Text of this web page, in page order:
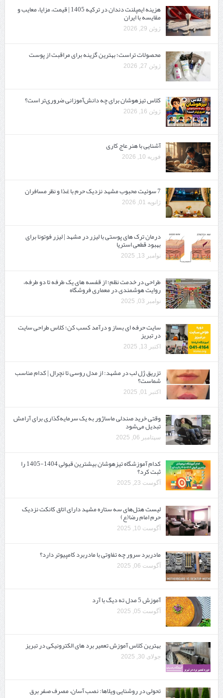
هزینه ایمپلنت دندان در ترکیه 1405 | قیمت، مزایا، معایب و
مقایسه با ایران
ژوئن 29, 2026
محصولات تراست؛ بهترین گزینه برای مراقبت از پوست
ژوئن 27, 2026
کلاس تیزهوشان برای چه دانش‌آموزانی ضروری‌تر است؟
ژوئن 16, 2026
آشنایی با هنر عاج کاری
فوریه 10, 2026
7 سوئیت محبوب مشهد نزدیک حرم با غذا و نظر مسافران
ژانویه 01, 2026
درمان ترک های پوستی با لیزر در مشهد | لیزر فوتونا برای
بهبود قطعی استریا
نوامبر 13, 2025
طراحی در خدمت نظم؛ از قفسه ‌های یک‌ طرفه تا دو طرفه،
روایت هوشمندی در معماری فروشگاه
نوامبر 03, 2025
سایت حرفه ‌ای بساز و درآمد کسب کن؛ کلاس طراحی سایت
در تبریز
اکتبر 13, 2025
تزریق ژل لب در مشهد: از مدل روسی تا نچرال | کدام مناسب
شماست؟
اکتبر 01, 2025
وقتی خرید صندلی ماساژور به یک سرمایه‌گذاری برای آرامش
تبدیل می‌شود
سپتامبر 06, 2025
کدام آموزشگاه تیزهوشان بیشترین قبولی 1404-1405 را
ثبت کرد؟
آگوست 23, 2025
لیست هتل‌های سه ستاره مشهد دارای اتاق کانکت نزدیک
حرم امام رضا(ع)
آگوست 10, 2025
مادربرد سرور چه تفاوتی با مادربرد کامپیوتر دارد؟
آگوست 06, 2025
آموزش 5 مدل ته دیگ با آرد
آگوست 05, 2025
بهترین کلاس آموزش تعمیر برد های الکترونیکی در تبریز
جولای 30, 2025
تحولی در روشنایی ویلاها: نصب آسان، مصرف صفر برق